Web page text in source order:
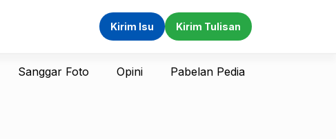
Kirim Isu Kirim Tulisan
Sanggar Foto Opini Pabelan Pedia